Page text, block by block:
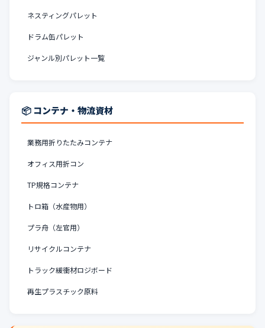
ネスティングパレット
ドラム缶パレット
ジャンル別パレット一覧
📦 コンテナ・物流資材
業務用折りたたみコンテナ
オフィス用折コン
TP規格コンテナ
トロ箱（水産物用）
プラ舟（左官用）
リサイクルコンテナ
トラック緩衝材ロジボード
再生プラスチック原料